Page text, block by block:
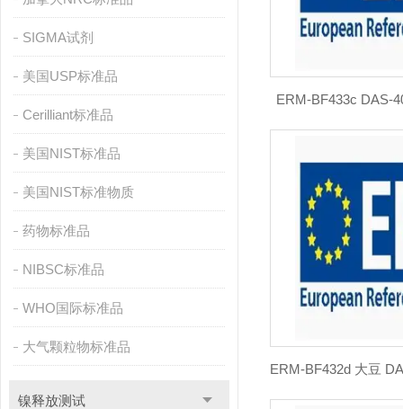
SIGMA试剂
美国USP标准品
Cerilliant标准品
美国NIST标准品
美国NIST标准物质
药物标准品
NIBSC标准品
WHO国际标准品
大气颗粒物标准品
镍释放测试
ERM-BF433c DAS-